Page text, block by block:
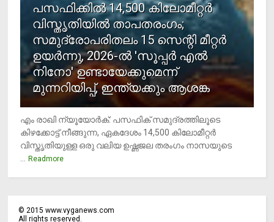
പസഫിക്കില്‍ 14,500 കിലോമീറ്റര്‍
വിസ്തൃതിയില്‍ താപതരംഗം;
സമുദ്രോപരിതലം 15 സെന്റി മീറ്റര്‍
ഉയര്‍ന്നു, 2026-ല്‍ 'സൂപ്പര്‍ എല്‍
നിനോ' ഉണ്ടായേക്കുമെന്ന്
മുന്നറിയിപ്പ്, ഇന്ത്യക്കും ആശങ്ക
എം രാഖി ന്യൂയോര്‍ക്: പസഫിക് സമുദ്രത്തിലൂടെ
കിഴക്കോട്ട് നീങ്ങുന്ന, ഏകദേശം 14,500 കിലോമീറ്റര്‍
വിസ്തൃതിയുള്ള ഒരു വലിയ ഉഷ്ണജല തരംഗം നാസയുടെ
... Readmore
©2015 www.vyganews.com
All rights reserved.